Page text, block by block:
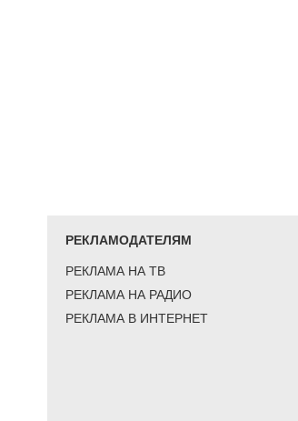
РЕКЛАМОДАТЕЛЯМ
РЕКЛАМА НА ТВ
РЕКЛАМА НА РАДИО
РЕКЛАМА В ИНТЕРНЕТ